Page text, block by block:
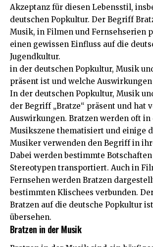
Akzeptanz für diesen Lebensstil,
deutschen Popkultur. Der Begriff
Musik, in Filmen und Fernsehserien
einen gewissen Einfluss auf die
Jugendkultur.
in der deutschen Popkultur, Musik
präsent ist und welche
In der deutschen Popkultur, Musik
der Begriff „Bratze“ präsent und hat
Auswirkungen. Bratzen werden oft in
Musikszene thematisiert und einige
Musiker verwenden den Begriff in
Dabei werden bestimmte
Stereotypen transportiert. Auch in
Fernsehen werden Bratzen
bestimmten Klischees verbunden.
Bratzen auf die deutsche Popkultur
übersehen.
Bratzen in der Musik